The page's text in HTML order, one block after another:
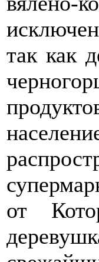
так как
от